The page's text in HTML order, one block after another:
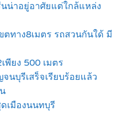
น่าอยู่อาศัยแต่ใกล้แหล่ง
ทาง8เมตร รถสวนกันใด้ มี
พียง 500 เมตร
นบุรีเสร็จเรียบร้อยแล้ว
เมืองนนทบุรี